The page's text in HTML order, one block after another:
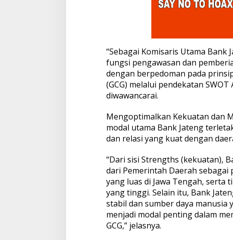
“Sebagai Komisaris Utama Bank
fungsi pengawasan dan
dengan berpedoman pada
(GCG) melalui pendekatan
diwawancarai.
Mengoptimalkan Kekuatan dan
modal utama Bank Jateng
dan relasi yang kuat dengan
“Dari sisi Strengths (kekuatan),
dari Pemerintah Daerah sebagai
yang luas di Jawa Tengah, serta
yang tinggi. Selain itu, Bank
stabil dan sumber daya
menjadi modal penting dalam
GCG,” jelasnya.